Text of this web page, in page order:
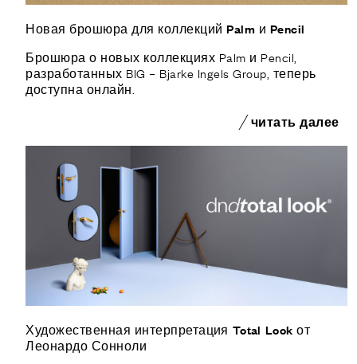
Новая брошюра для коллекций Palm и Pencil
Брошюра о новых коллекциях Palm и Pencil,
разработанных BIG – Bjarke Ingels Group, теперь
доступна онлайн.
читать далее
Художественная интерпретация Total Look от
Леонардо Сонноли